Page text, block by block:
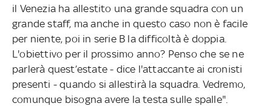
il Venezia ha allestito una grande squadra con un
grande staff, ma anche in questo caso non è facile
per niente, poi in serie B la difficoltà è doppia.
L'obiettivo per il prossimo anno? Penso che se ne
parlerà quest’estate - dice l'attaccante ai cronisti
presenti - quando si allestirà la squadra. Vedremo,
comunque bisogna avere la testa sulle spalle".